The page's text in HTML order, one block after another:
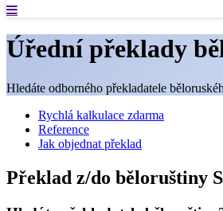
Úřední překlady
Hledáte odborného překladatele
Rychlá kalkulace zdarma
Reference
Jak objednat překlad
Překlad z/do běloruštiny